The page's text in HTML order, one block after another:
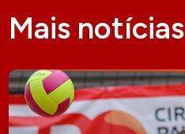
Mais notícias